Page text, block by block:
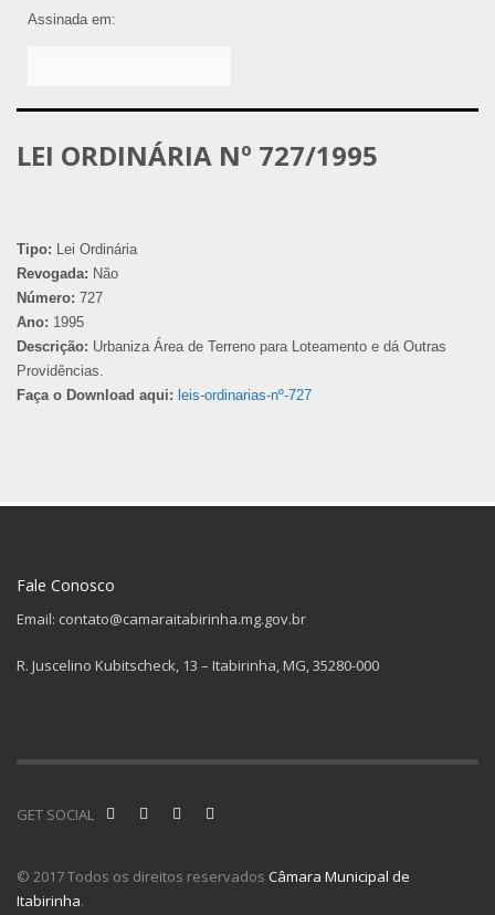
Assinada em:
LEI ORDINÁRIA Nº 727/1995
Tipo: Lei Ordinária
Revogada: Não
Número: 727
Ano: 1995
Descrição: Urbaniza Área de Terreno para Loteamento e dá Outras
Providências.
Faça o Download aqui: leis-ordinarias-nº-727
Fale Conosco
Email: contato@camaraitabirinha.mg.gov.br
R. Juscelino Kubitscheck, 13 – Itabirinha, MG, 35280-000
GET SOCIAL
© 2017 Todos os direitos reservados Câmara Municipal de
Itabirinha.